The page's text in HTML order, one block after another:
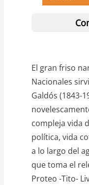
El gran friso
Nacionales
Galdós (1843-
compleja vida
política, vida
a lo largo del
que toma el
Proteo -Tito-